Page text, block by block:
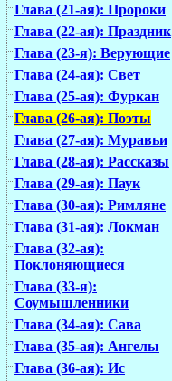
Глава (21-ая): Пророки
Глава (22-ая): Праздник
Глава (23-я): Верующие
Глава (24-ая): Свет
Глава (25-ая): Фуркан
Глава (26-ая): Поэты
Глава (27-ая): Муравьи
Глава (28-ая): Рассказы
Глава (29-ая): Паук
Глава (30-ая): Римляне
Глава (31-ая): Локман
Глава (32-ая):
Поклоняющиеся
Глава (33-я):
Соумышленники
Глава (34-ая): Сава
Глава (35-ая): Ангелы
Глава (36-ая): Ис